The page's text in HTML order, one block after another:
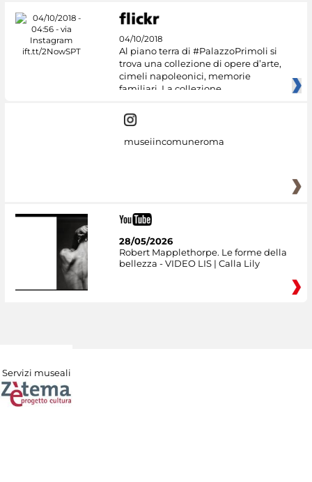
04/10/2018
Al piano terra di #PalazzoPrimoli si
trova una collezione di opere d’arte,
cimeli napoleonici, memorie
familiari. La collezione
museiincomuneroma
28/05/2026
Robert Mapplethorpe. Le forme della
bellezza - VIDEO LIS | Calla Lily
Servizi museali